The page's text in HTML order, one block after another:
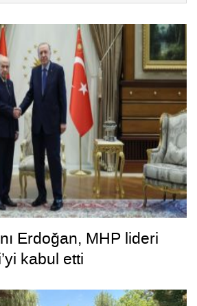
Erdoğan, MHP lideri
kabul etti